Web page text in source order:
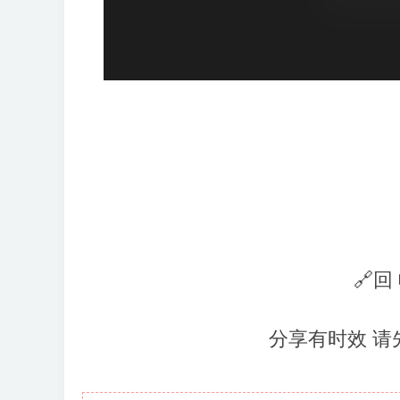
🔗回
分享有时效 请